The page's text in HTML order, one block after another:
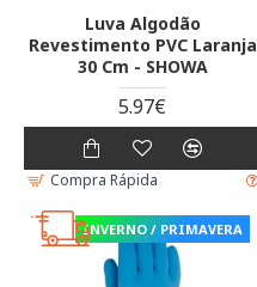
Luva Algodão
Revestimento PVC Laranja
30 Cm - SHOWA
5.97€
Compra Rápida
INVERNO / PRIMAVERA